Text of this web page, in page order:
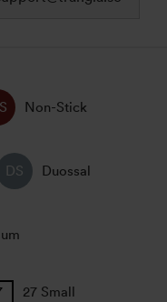
Non-Stick
Duossal
27 Small